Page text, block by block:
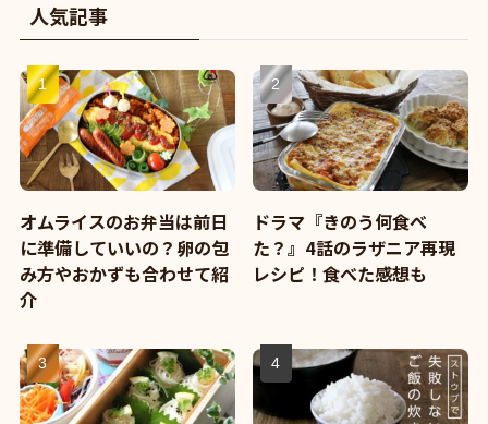
人気記事
オムライスのお弁当は前日
に準備していいの？卵の包
み方やおかずも合わせて紹
介
ドラマ『きのう何食べ
た？』4話のラザニア再現
レシピ！食べた感想も